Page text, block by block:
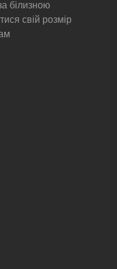
білизною
свій розмір